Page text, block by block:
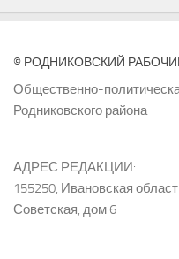
© РОДНИКОВСКИЙ
Общественно-
Родниковского района
АДРЕС РЕДАКЦИИ:
155250, Ивановская
Советская, дом 6